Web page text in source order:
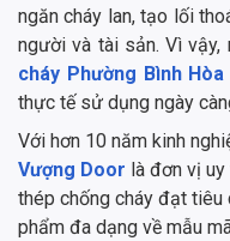
ngăn cháy lan, tạo lối
người và tài sản. Vì vậy,
cháy Phường Bình Hòa
thực tế sử dụng ngày
Với hơn 10 năm kinh
Vượng Door là đơn vị
thép chống cháy đạt tiêu
phẩm đa dạng về mẫu